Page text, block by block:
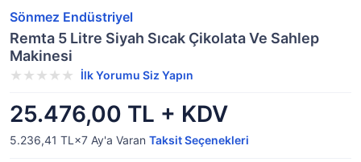
Sönmez Endüstriyel
Remta 5 Litre Siyah Sıcak Çikolata Ve Sahlep
Makinesi
İlk Yorumu Siz Yapın
25.476,00 TL + KDV
5.236,41 TL×7 Ay'a Varan Taksit Seçenekleri